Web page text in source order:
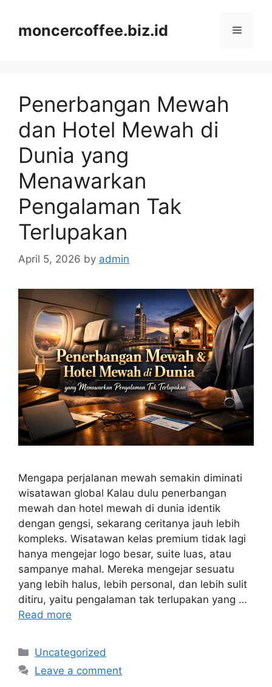
contentmoncercoffee.biz.id Menu
Penerbangan Mewah
dan Hotel Mewah di
Dunia yang
Menawarkan
Pengalaman Tak
Terlupakan
April 5, 2026 by admin
Mengapa perjalanan mewah semakin diminati
wisatawan global Kalau dulu penerbangan
mewah dan hotel mewah di dunia identik
dengan gengsi, sekarang ceritanya jauh lebih
kompleks. Wisatawan kelas premium tidak lagi
hanya mengejar logo besar, suite luas, atau
sampanye mahal. Mereka mengejar sesuatu
yang lebih halus, lebih personal, dan lebih sulit
ditiru, yaitu pengalaman tak terlupakan yang …
Read more
Categories
Uncategorized
Leave a comment